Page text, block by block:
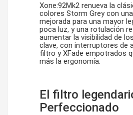
Xone:92Mk2 renueva la
colores Storm Grey con
mejorada para una mayor
poca luz, y una rotulación
aumentar la visibilidad de
clave, con interruptores de
filtro y XFade empotrados
más la ergonomía.
El filtro
Perfeccionado